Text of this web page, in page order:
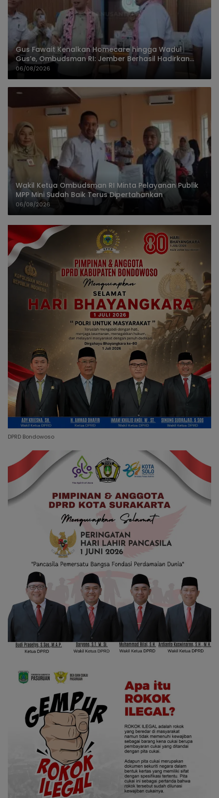
Gus Fawait Kenalkan Homecare hingga Wadul
Gus’e, Ombudsman RI: Jember Berhasil Hadirkan
Layanan Kualitas
06/08/2026
Wakil Ketua Ombudsman RI Minta Pelayanan Publik
MPP Mini Sudah Baik Terus Dipertahankan
06/08/2026
DPRD Bondowoso